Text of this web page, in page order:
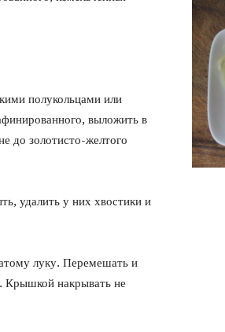
полукольцами или
выложить в
до золотисто-желтого
удалить у них хвостики и
луку. Перемешать и
Крышкой накрывать не